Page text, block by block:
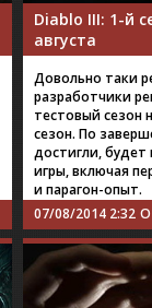
Diablo III: 1-й
августа
Довольно таки
разработчики
тестовый сезон
сезон. По
достигли,
игры, включая
и парагон-опыт.
07/08/2014 2:32